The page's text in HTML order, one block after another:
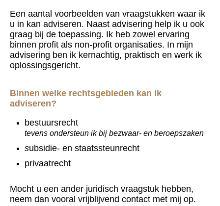
Een aantal voorbeelden van vraagstukken waar ik
u in kan adviseren. Naast advisering help ik u ook
graag bij de toepassing. Ik heb zowel ervaring
binnen profit als non-profit organisaties. In mijn
advisering ben ik kernachtig, praktisch en werk ik
oplossingsgericht.
Binnen welke rechtsgebieden kan ik
adviseren?
bestuursrecht
tevens ondersteun ik bij bezwaar- en beroepszaken
subsidie- en staatssteunrecht
privaatrecht
Mocht u een ander juridisch vraagstuk hebben,
neem dan vooral vrijblijvend contact met mij op.